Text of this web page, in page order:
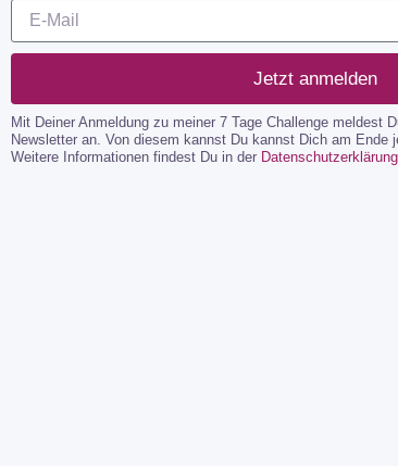
Jetzt anmelden
Mit Deiner Anmeldung zu meiner 7 Tage Challenge meldest
Newsletter an. Von diesem kannst Du kannst Dich am Ende
Weitere Informationen findest Du in der Datenschutzerklärung